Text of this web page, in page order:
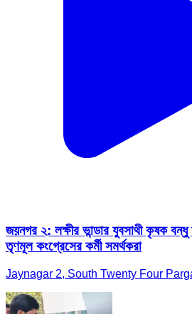
জয়নগর ২: লক্ষীর ভান্ডার যুবসাথী কৃষক
তৃণমূল কংগ্রেসের কর্মী সমর্থকরা
Jaynagar 2, South Twenty Four